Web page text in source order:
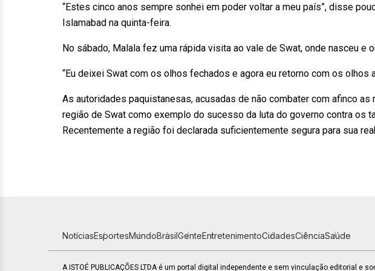
“Estes cinco anos sempre sonhei em poder voltar a meu país”, disse
Islamabad na quinta-feira.
No sábado, Malala fez uma rápida visita ao vale de Swat, onde nasceu e
“Eu deixei Swat com os olhos fechados e agora eu retorno com os olhos
As autoridades paquistanesas, acusadas de não combater com afinco
região de Swat como exemplo do sucesso da luta do governo contra os
Recentemente a região foi declarada suficientemente segura para sua
NotíciasEsportesMundoBrasilGenteEntretenimentoCidadesCiênciaSaúde
A ISTOÉ PUBLICAÇÕES LTDA é um portal digital independente e sem vinculação editorial e